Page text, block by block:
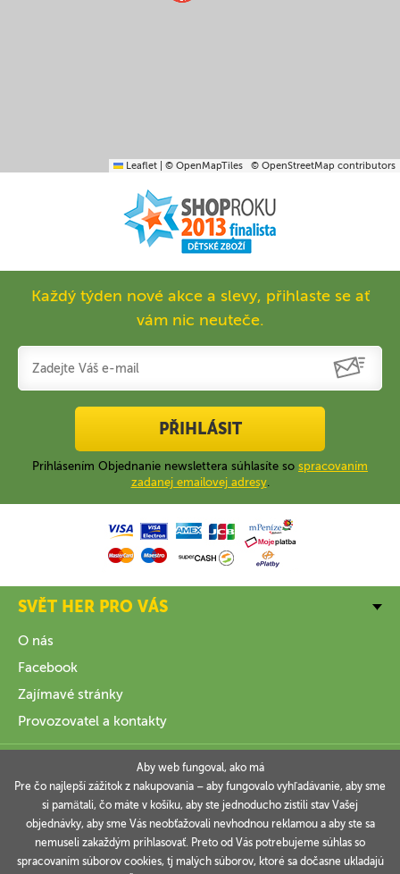
Leaflet © OpenMapTiles © OpenStreetMap contributors
Každý týden nové akce a slevy, přihlaste se ať
vám nic neuteče.
PŘIHLÁSIT
Prihlásením Objednanie newslettera súhlasíte so spracovaním
zadanej emailovej adresy.
SVĚT HER PRO VÁS
O nás
Facebook
Zajímavé stránky
Provozovatel a kontakty
INFORMACE
VAŠE OBJEDNÁVKY
Aby web fungoval, ako má
Pre čo najlepší zážitok z nakupovania – aby fungovalo vyhľadávanie, aby sme
si pamätali, čo máte v košíku, aby ste jednoducho zistili stav Vašej
objednávky, aby sme Vás neobťažovali nevhodnou reklamou a aby ste sa
nemuseli zakaždým prihlasovať. Preto od Vás potrebujeme súhlas so
spracovaním súborov cookies, tj malých súborov, ktoré sa dočasne ukladajú